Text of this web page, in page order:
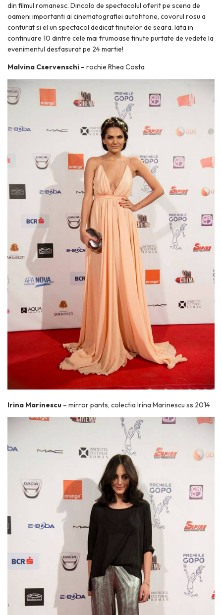
din filmul romanesc. Dincolo de spectacolul oferit pe scena de
oameni importanti ai cinematografiei autohtone, covorul rosu a
conturat si el un spectacol dedicat tinutelor de seara. Iata in
continuare 10 dintre cele mai frumoase tinute purtate de vedete la
evenimentul desfasurat pe 24 martie!
Malvina Cservenschi – rochie Rhea Costa
Irina Marinescu – mirror pants, colectia Irina Marinescu ss 2014